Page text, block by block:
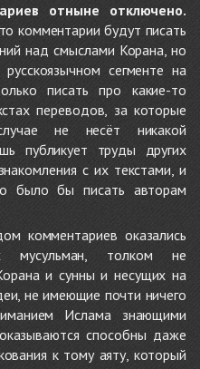
отныне отключено.
комментарии будут писать
над смыслами Корана, но
сегменте на
писать про какие-то
переводов, за которые
не несёт никакой
публикует труды других
с их текстами, и
было бы писать авторам
комментариев оказались
мусульман, толком не
и сунны и несущих на
не имеющие почти ничего
Ислама знающими
способны даже
к тому аяту, который